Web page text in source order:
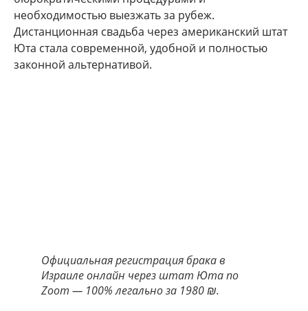
необходимостью выезжать за рубеж.
Дистанционная свадьба через американский штат
Юта стала современной, удобной и полностью
законной альтернативой.
Официальная регистрация брака в
Израиле онлайн через штат Юта по
Zoom — 100% легально за 1980 ₪.